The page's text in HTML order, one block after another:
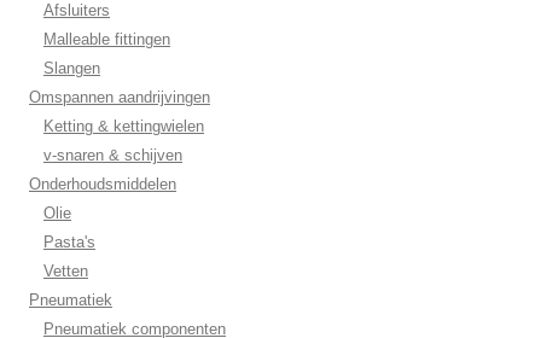
Afsluiters
Malleable fittingen
Slangen
Omspannen aandrijvingen
Ketting & kettingwielen
v-snaren & schijven
Onderhoudsmiddelen
Olie
Pasta's
Vetten
Pneumatiek
Pneumatiek componenten